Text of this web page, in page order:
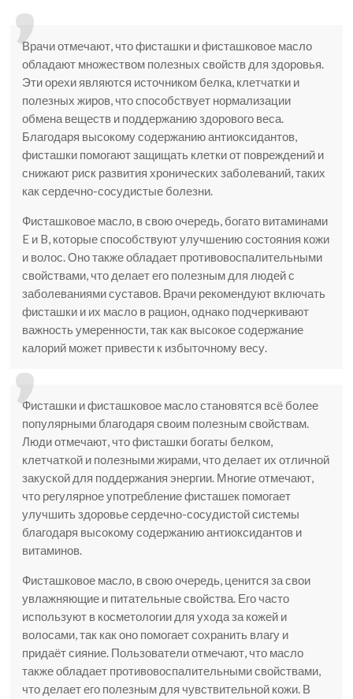
Врачи отмечают, что фисташки и фисташковое масло
обладают множеством полезных свойств для здоровья.
Эти орехи являются источником белка, клетчатки и
полезных жиров, что способствует нормализации
обмена веществ и поддержанию здорового веса.
Благодаря высокому содержанию антиоксидантов,
фисташки помогают защищать клетки от повреждений и
снижают риск развития хронических заболеваний, таких
как сердечно-сосудистые болезни.
Фисташковое масло, в свою очередь, богато витаминами
E и B, которые способствуют улучшению состояния кожи
и волос. Оно также обладает противовоспалительными
свойствами, что делает его полезным для людей с
заболеваниями суставов. Врачи рекомендуют включать
фисташки и их масло в рацион, однако подчеркивают
важность умеренности, так как высокое содержание
калорий может привести к избыточному весу.
Фисташки и фисташковое масло становятся всё более
популярными благодаря своим полезным свойствам.
Люди отмечают, что фисташки богаты белком,
клетчаткой и полезными жирами, что делает их отличной
закуской для поддержания энергии. Многие отмечают,
что регулярное употребление фисташек помогает
улучшить здоровье сердечно-сосудистой системы
благодаря высокому содержанию антиоксидантов и
витаминов.
Фисташковое масло, в свою очередь, ценится за свои
увлажняющие и питательные свойства. Его часто
используют в косметологии для ухода за кожей и
волосами, так как оно помогает сохранить влагу и
придаёт сияние. Пользователи отмечают, что масло
также обладает противовоспалительными свойствами,
что делает его полезным для чувствительной кожи. В